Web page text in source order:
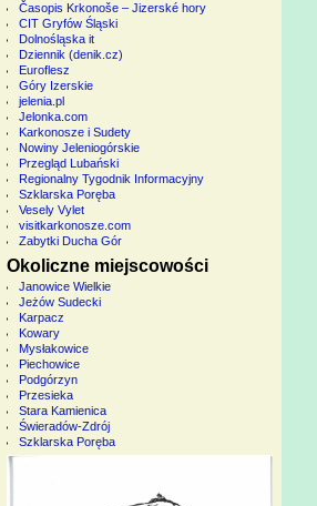
Časopis Krkonoše – Jizerské hory
CIT Gryfów Śląski
Dolnośląska it
Dziennik (denik.cz)
Euroflesz
Góry Izerskie
jelenia.pl
Jelonka.com
Karkonosze i Sudety
Nowiny Jeleniogórskie
Przegląd Lubański
Regionalny Tygodnik Informacyjny
Szklarska Poręba
Vesely Vylet
visitkarkonosze.com
Zabytki Ducha Gór
Okoliczne miejscowości
Janowice Wielkie
Jeżów Sudecki
Karpacz
Kowary
Mysłakowice
Piechowice
Podgórzyn
Przesieka
Stara Kamienica
Świeradów-Zdrój
Szklarska Poręba